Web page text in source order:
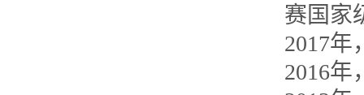
赛国家
2017年
2016年